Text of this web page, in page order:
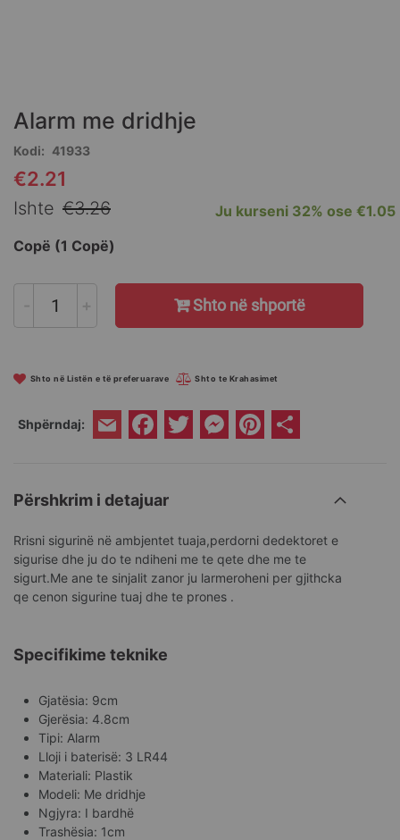
beginning
the
images
gallery
Alarm me dridhje
Kodi
41933
Special
€2.21
Ishte €3.26 Ju kurseni 32% ose €1.05
Copë (1 Copë)
- + Shto në shportë
Shto në Listën e të preferuarave Shto te Krahasimet
Shpërndaj: Email Facebook
Twitter Messenger
Pinterest
Përshkrim i detajuar
Rrisni sigurinë në ambjentet tuaja,perdorni dedektoret e
sigurise dhe ju do te ndiheni me te qete dhe me te
sigurt.Me ane te sinjalit zanor ju larmeroheni per gjithcka
qe cenon sigurine tuaj dhe te prones .
Specifikime teknike
Gjatësia: 9cm
Gjerësia: 4.8cm
Tipi: Alarm
Lloji i baterisë: 3 LR44
Materiali: Plastik
Modeli: Me dridhje
Ngjyra: I bardhë
Trashësia: 1cm